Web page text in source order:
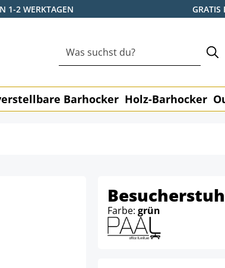
1-2 WERKTAGEN GRATIS
Barhocker Holz-Barhocker
Farbe: grün